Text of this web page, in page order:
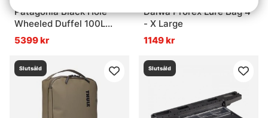
Patagonia Black Hole
Wheeled Duffel 100L
NGRY
5399 kr
Daiwa Prorex Lure Bag 4
- X Large
1149 kr
Slutsåld Slutsåld